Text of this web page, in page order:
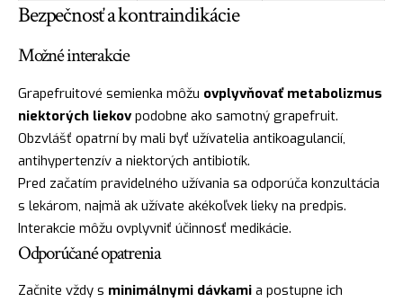
Bezpečnosť a kontraindikácie
Možné interakcie
Grapefruitové semienka môžu ovplyvňovať metabolizmus
niektorých liekovpodobne ako samotný grapefruit.
Obzvlášť opatrní by mali byť užívatelia antikoagulancií,
antihypertenzív a niektorých antibiotík.
Pred začatím pravidelného užívania sa odporúča konzultácia
s lekárom, najmä ak užívate akékoľvek lieky na predpis.
Interakcie môžu ovplyvniť účinnosť medikácie.
Odporúčané opatrenia
Začnite vždy s minimálnymi dávkami a postupne ich